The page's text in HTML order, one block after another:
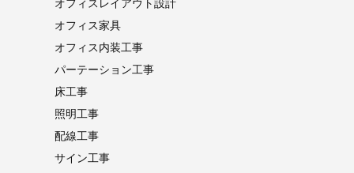
オフィス レイアウト設計
オフィス家具
オフィス内装工事
パーテーション工事
床工事
照明工事
配線工事
サイン工事